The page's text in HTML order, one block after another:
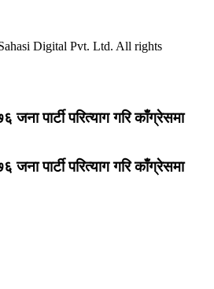
Digital Pvt. Ltd. All rights
जना पार्टी परित्याग गरि काँग्रेसमा
जना पार्टी परित्याग गरि काँग्रेसमा